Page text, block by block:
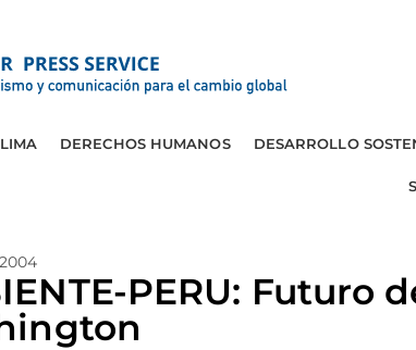
DERECHOS HUMANOS DESARROLLO
PERU: Futuro